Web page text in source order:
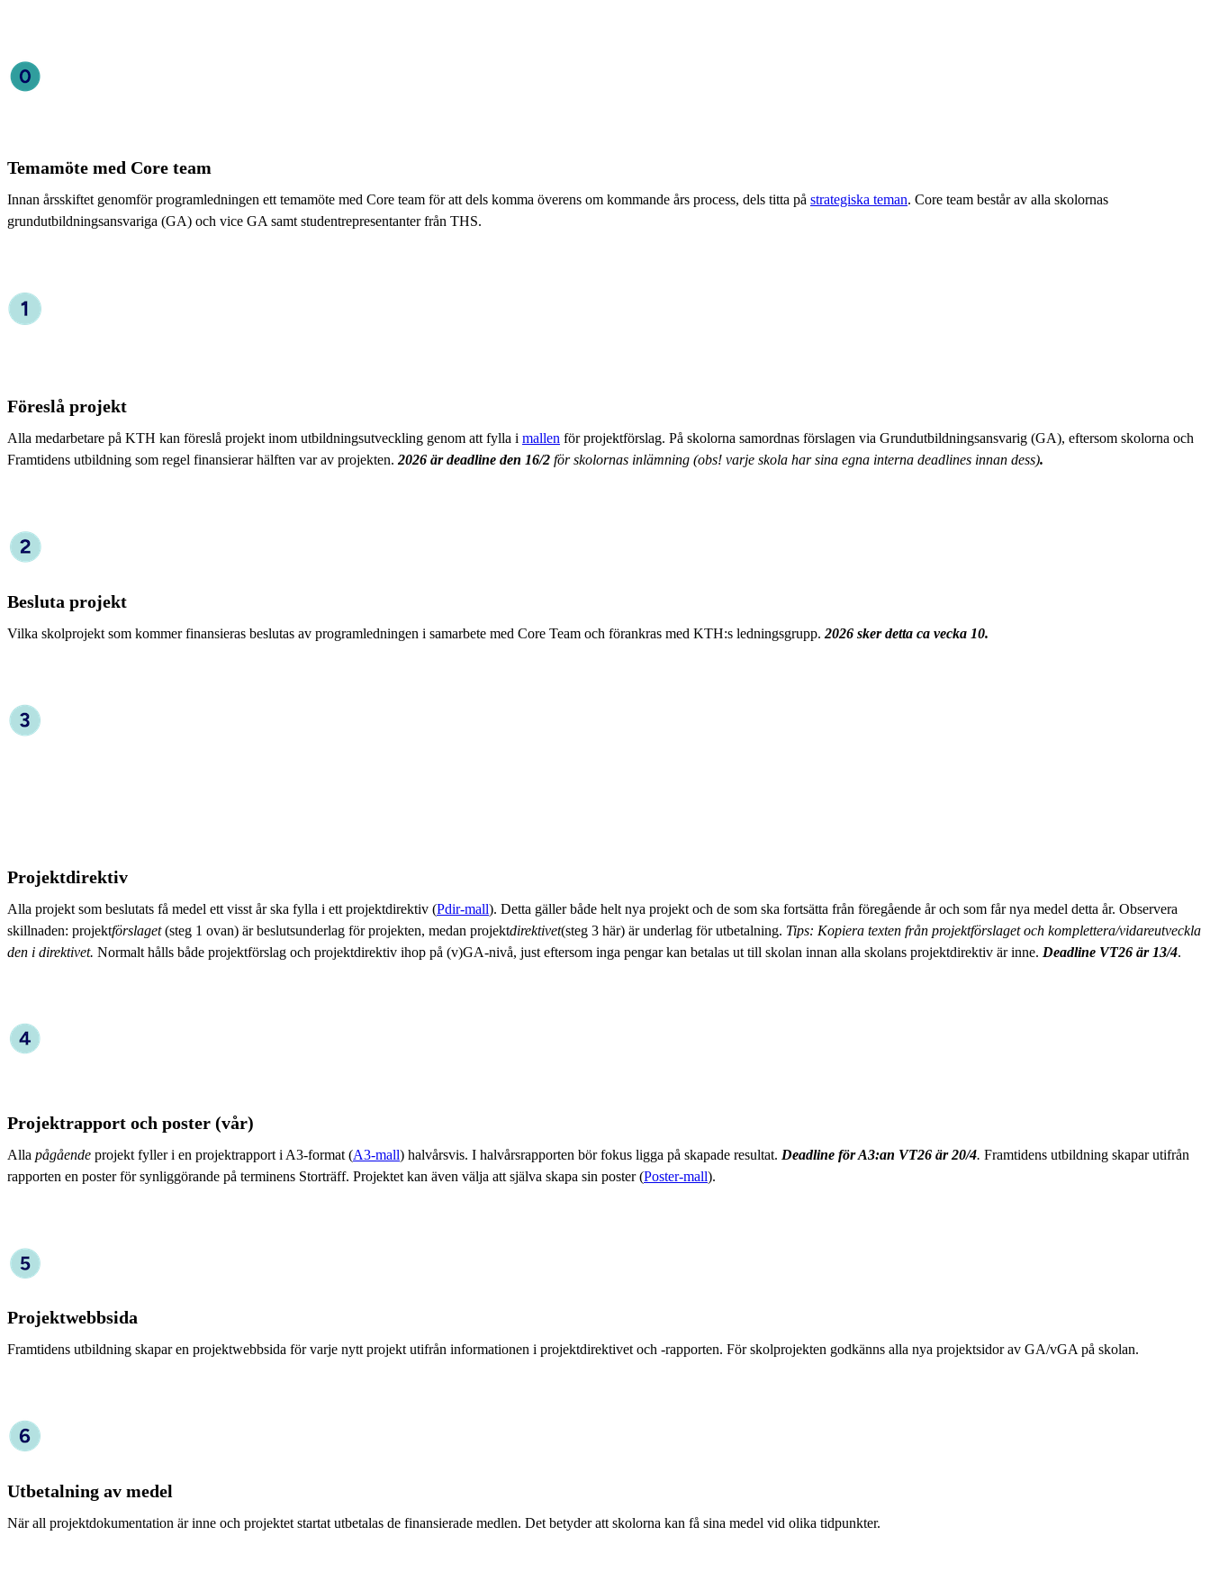
Temamöte med Core team
Innan årsskiftet genomför programledningen ett temamöte med Core team för att dels komma överens om kommande års process, dels titta på strategiska teman. Core team består av alla skolornas
grundutbildningsansvariga (GA) och vice GA samt studentrepresentanter från THS.
Föreslå projekt
Alla medarbetare på KTH kan föreslå projekt inom utbildningsutveckling genom att fylla i mallen för projektförslag. På skolorna samordnas förslagen via Grundutbildningsansvarig (GA), eftersom skolorna och
Framtidens utbildning som regel finansierar hälften var av projekten. 2026 är deadline den 16/2 för skolornas inlämning (obs! varje skola har sina egna interna deadlines innan dess).
Besluta projekt
Vilka skolprojekt som kommer finansieras beslutas av programledningen i samarbete med Core Team och förankras med KTH:s ledningsgrupp. 2026 sker detta ca vecka 10.
Projektdirektiv
Alla projekt som beslutats få medel ett visst år ska fylla i ett projektdirektiv (Pdir-mall). Detta gäller både helt nya projekt och de som ska fortsätta från föregående år och som får nya medel detta år. Observera
skillnaden: projektförslaget(steg 1 ovan) är beslutsunderlag för projekten, medan projektdirektivet(steg 3 här) är underlag för utbetalning. Tips: Kopiera texten från projektförslaget och komplettera/vidareutveckla
den i direktivet. Normalt hålls både projektförslag och projektdirektiv ihop på (v)GA-nivå, just eftersom inga pengar kan betalas ut till skolan innan alla skolans projektdirektiv är inne. Deadline VT26 är 13/4.
Projektrapport och poster (vår)
Alla pågående projekt fyller i en projektrapport i A3-format (A3-mall) halvårsvis. I halvårsrapporten bör fokus ligga på skapade resultat. Deadline för A3:an VT26 är 20/4. Framtidens utbildning skapar utifrån
rapporten en poster för synliggörande på terminens Storträff. Projektet kan även välja att själva skapa sin poster (Poster-mall).
Projektwebbsida
Framtidens utbildning skapar en projektwebbsida för varje nytt projekt utifrån informationen i projektdirektivet och -rapporten. För skolprojekten godkänns alla nya projektsidor av GA/vGA på skolan.
Utbetalning av medel
När all projektdokumentation är inne och projektet startat utbetalas de finansierade medlen. Det betyder att skolorna kan få sina medel vid olika tidpunkter.